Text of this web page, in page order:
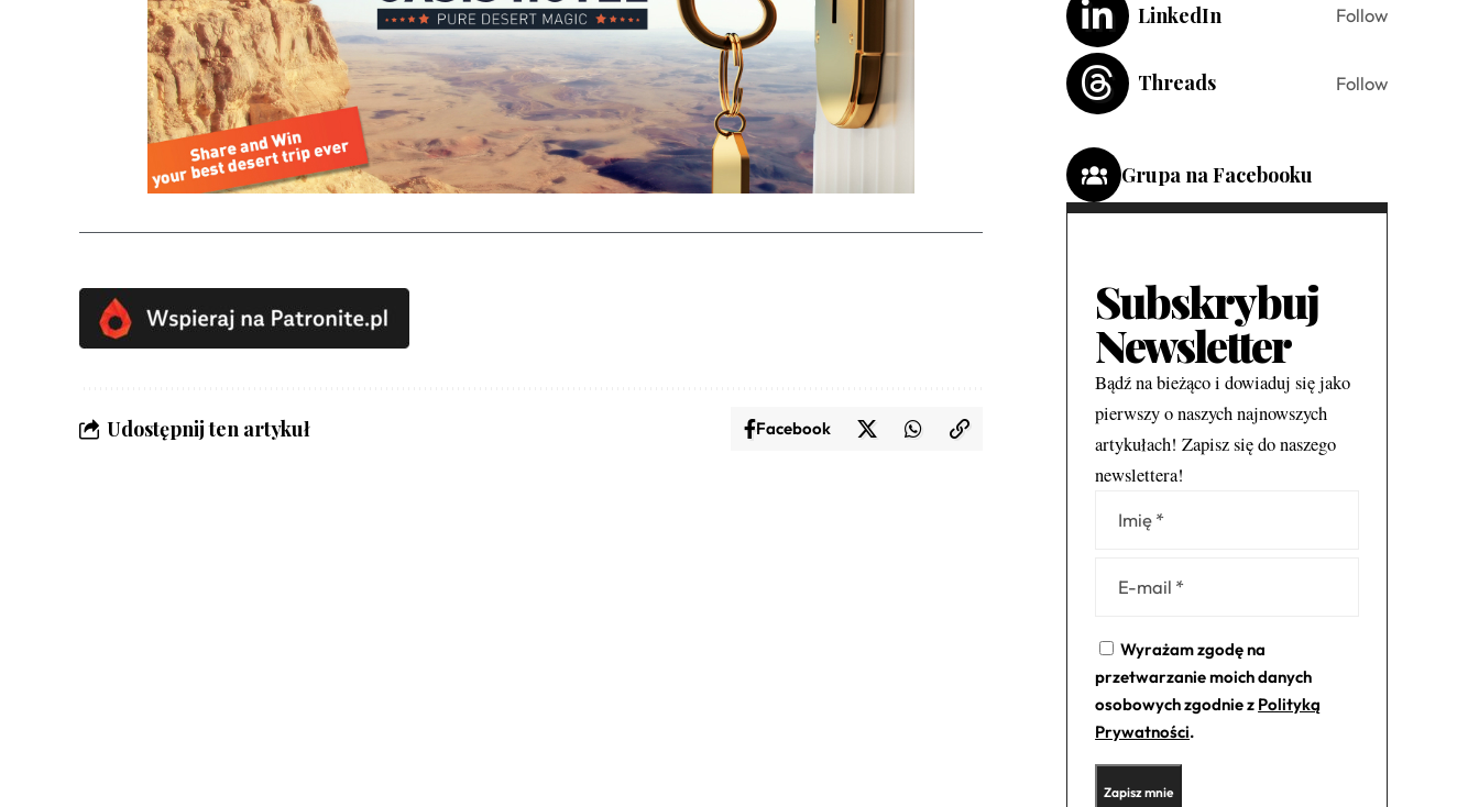
Udostępnij ten artykuł Facebook
LinkedIn Follow
Threads Follow
Grupa na Facebooku
Subskrybuj
Newsletter
Bądź na bieżąco i dowiaduj się jako
pierwszy o naszych najnowszych
artykułach! Zapisz się do naszego
newslettera!
Wyrażam zgodę na
przetwarzanie moich danych
osobowych zgodnie z Polityką
Prywatności.
Alternative: